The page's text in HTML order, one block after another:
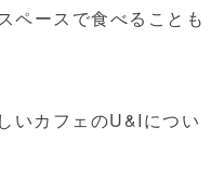
ペースで食べることも
いカフェのU&Iについ